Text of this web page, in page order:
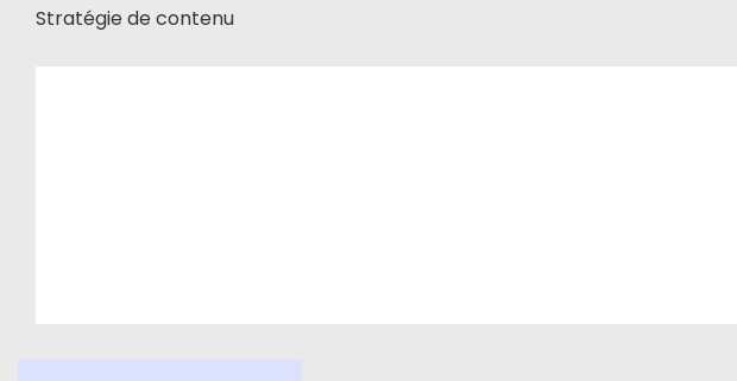
Stratégie de contenu